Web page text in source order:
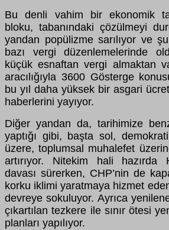
Bu denli vahim bir ekonomik
bloku, tabanındaki çözülmeyi
yandan popülizme sarılıyor ve
bazı vergi düzenlemelerinde
küçük esnaftan vergi almaktan
aracılığıyla 3600 Gösterge
bu yıl daha yüksek bir asgari
haberlerini yayıyor.
Diğer yandan da, tarihimize
yaptığı gibi, başta sol,
üzere, toplumsal muhalefet
artırıyor. Nitekim hali hazırda
davası sürerken, CHP’nin de
korku iklimi yaratmaya hizmet
devreye sokuluyor. Ayrıca
çıkartılan tezkere ile sınır ötesi
planları yapılıyor.